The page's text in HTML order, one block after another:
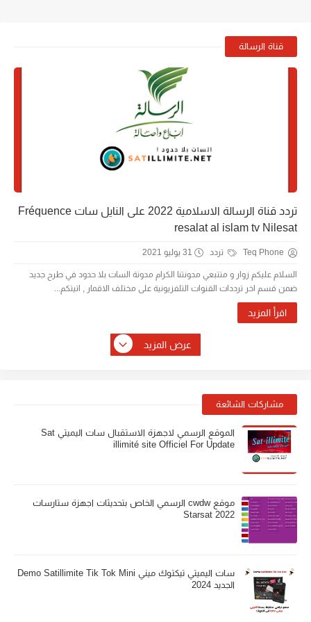
قناة الرسالة
تردد قناة الرسالة الاسلامية 2022 على النايل سات Fréquence
resalat al islam tv Nilesat
Teq Phone تردد 31 يوليو 2021
السلام عليكم زوار و متتبعي مدونتنا الكرام مدونة السات بلا حدود في طرح جديد
ضمن قسم اخر ترددات القنوات التلفزيونية على مختلف الاقمار , اتيتكم...
اقرأ المزيد
عرض المزيد
مشاركات الشائعة
الموقع الرسمي لاجهزة الاستقبال سات اليميتي Sat
illimité site Officiel For Update
موقع cwdw الرسمي الخاص بتحديثات اجهزة ستارسات
Starsat 2022
سات اليميتي تيكتوك ميني Demo Satillimite Tik Tok Mini
الجديد 2024